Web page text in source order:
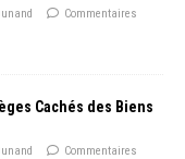
Commentaires
Cachés des Biens
Commentaires